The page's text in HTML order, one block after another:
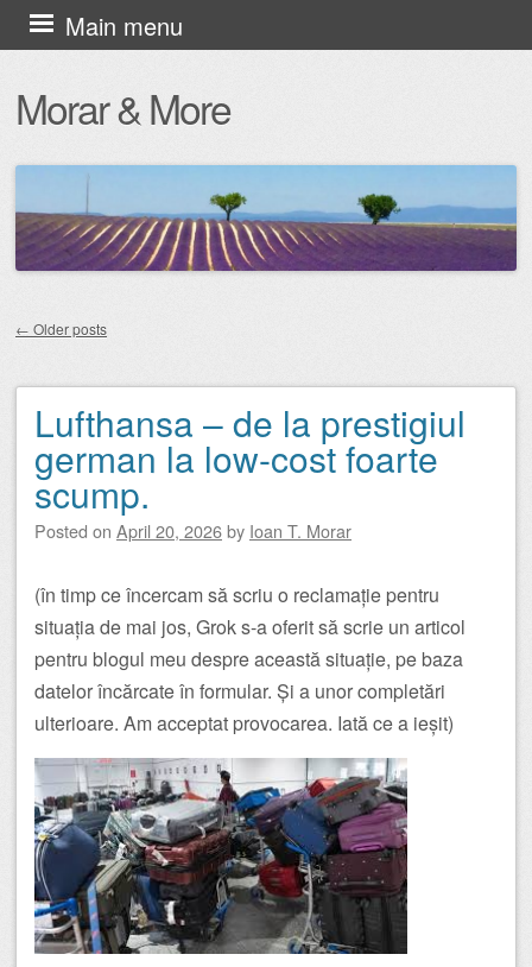
Morar & More
Main menu
Skip
to
content
← Older posts
Lufthansa – de la prestigiul
german la low-cost foarte
scump.
Posted on April 20, 2026by Ioan T. Morar
(în timp ce încercam să scriu o reclamație pentru
situația de mai jos, Grok s-a oferit să scrie un articol
pentru blogul meu despre această situație, pe baza
datelor încărcate în formular. Și a unor completări
ulterioare. Am acceptat provocarea. Iată ce a ieșit)